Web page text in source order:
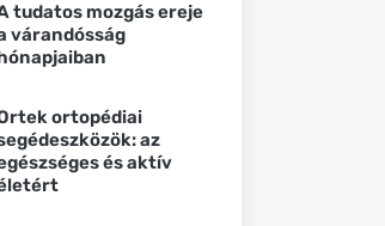
tudatos mozgás ereje
várandósság
ortopédiai
az
és aktív